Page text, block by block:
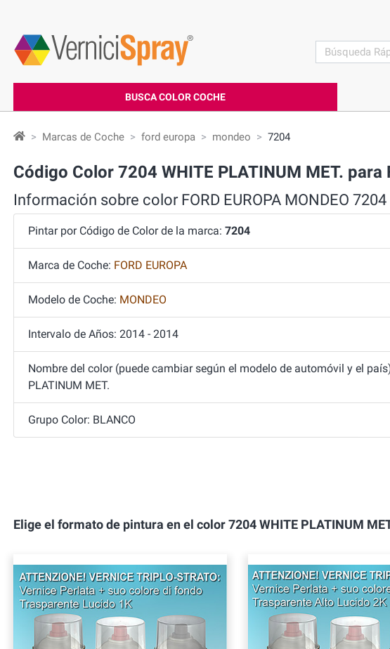
search
BUSCA COLOR COCHE
Marcas de Coche ford europa mondeo 7204
Código Color 7204 WHITE PLATINUM MET. para
Información sobre color FORD EUROPA MONDEO 7204
Pintar por Código de Color de la marca: 7204
Marca de Coche: FORD EUROPA
Modelo de Coche: MONDEO
Intervalo de Años: 2014 - 2014
Nombre del color (puede cambiar según el modelo de automóvil y el
PLATINUM MET.
Grupo Color: BLANCO
Elige el formato de pintura en el color 7204 WHITE PLATINUM